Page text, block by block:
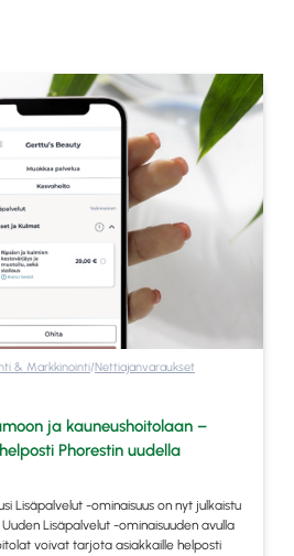
& Markkinointi/Nettiajanvaraukset
ja kauneushoitolaan –
Phorestin uudella
Lisäpalvelut -ominaisuus on nyt julkaistu
Lisäpalvelut -ominaisuuden avulla
voivat tarjota asiakkaille helposti